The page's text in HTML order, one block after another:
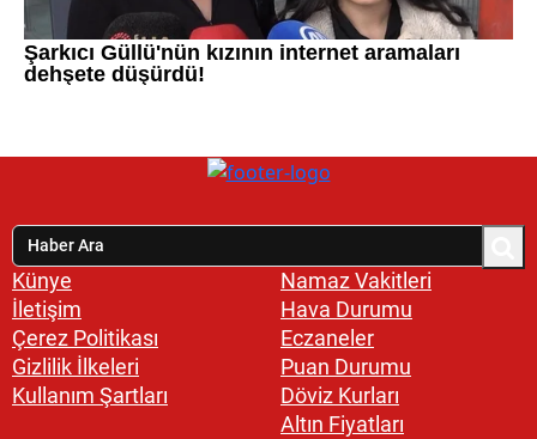
Künye
İletişim
Çerez Politikası
Gizlilik İlkeleri
Kullanım Şartları
Namaz Vakitleri
Hava Durumu
Eczaneler
Puan Durumu
Döviz Kurları
Altın Fiyatları